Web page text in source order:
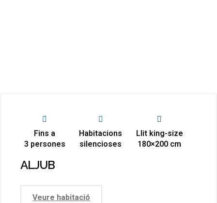
Fins a
3 persones
Habitacions
silencioses
Llit king-size
180×200 cm
ALJUB
Veure habitació